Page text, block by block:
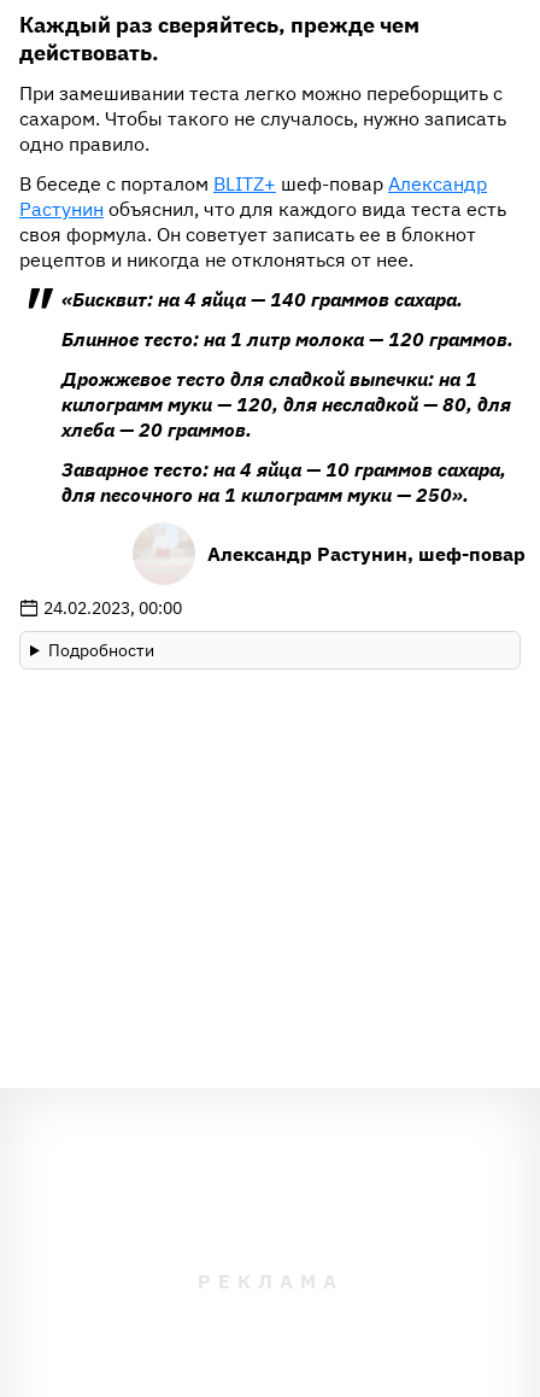
Каждый раз сверяйтесь, прежде чем
действовать.
При замешивании теста легко можно переборщить с
сахаром. Чтобы такого не случалось, нужно записать
одно правило.
В беседе с порталом BLITZ+ шеф-повар Александр
Растунин объяснил, что для каждого вида теста есть
своя формула. Он советует записать ее в блокнот
рецептов и никогда не отклоняться от нее.
«Бисквит: на 4 яйца — 140 граммов сахара.
Блинное тесто: на 1 литр молока — 120 граммов.
Дрожжевое тесто для сладкой выпечки: на 1
килограмм муки — 120, для несладкой — 80, для
хлеба — 20 граммов.
Заварное тесто: на 4 яйца — 10 граммов сахара,
для песочного на 1 килограмм муки — 250».
Александр Растунин, шеф-повар
24.02.2023, 00:00
Подробности